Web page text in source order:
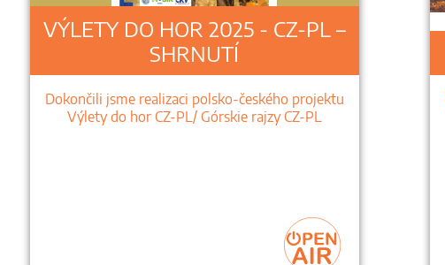
VÝLETY DO HOR 2025 - CZ-PL –
SHRNUTÍ
Dokončili jsme realizaci polsko-českého projektu
Výlety do hor CZ-PL/ Górskie rajzy CZ-PL